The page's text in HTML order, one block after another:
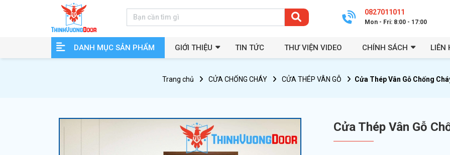
0827011011
Mon - Fri: 8:00 - 17:00
DANH MỤC SẢN PHẨM GIỚI THIỆU TIN TỨC THƯ VIỆN VIDEO CHÍNH SÁCH LIÊN
Trang chủ CỬA CHỐNG CHÁY CỬA THÉP VÂN GỖ Cửa Thép Vân Gỗ Chống
Cửa Thép Vân Gỗ